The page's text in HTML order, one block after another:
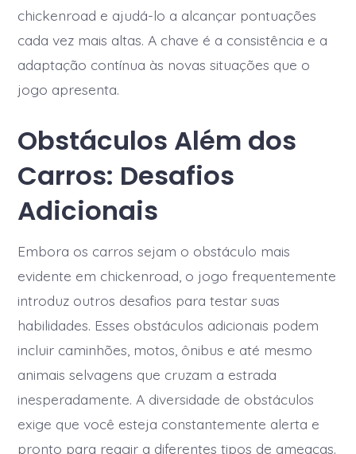
chickenroad e ajudá-lo a alcançar pontuações
cada vez mais altas. A chave é a consistência e a
adaptação contínua às novas situações que o
jogo apresenta.
Obstáculos Além dos
Carros: Desafios
Adicionais
Embora os carros sejam o obstáculo mais
evidente em chickenroad, o jogo frequentemente
introduz outros desafios para testar suas
habilidades. Esses obstáculos adicionais podem
incluir caminhões, motos, ônibus e até mesmo
animais selvagens que cruzam a estrada
inesperadamente. A diversidade de obstáculos
exige que você esteja constantemente alerta e
pronto para reagir a diferentes tipos de ameaças.